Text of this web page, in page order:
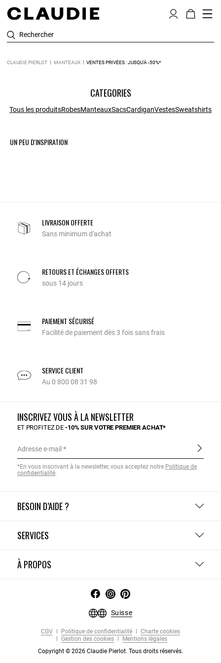
Rechercher
CLAUDIE PIERLOT MANTEAUX VENTES PRIVÉES : JUSQU'À -50%*
CATEGORIES
Tous les produitsRobesManteauxSacsCardiganVestesSweatshirts
UN PEU D'INSPIRATION
LIVRAISON OFFERTE
Sans minimum d'achat
RETOURS ET ÉCHANGES OFFERTS
sous 14 jours
PAIEMENT SÉCURISÉ
Facilité de paiement dès 3 fois sans frais
SERVICE CLIENT
Au 0 800 08 31 98
BESOIN D’AIDE ?
SERVICES
À PROPOS
INSCRIVEZ VOUS À LA NEWSLETTER
ET PROFITEZ DE-10% SUR VOTRE PREMIER ACHAT*
Adresse e-mail
*En vous inscrivant à la newsletter, vous acceptez notre Politique de
confidentialité.
Suisse
CGV Politique de confidentialité
Charte cookies
Gestion des cookies
Mentions légales
Copyright © 2026 Claudie Pierlot. Tous droits réservés.